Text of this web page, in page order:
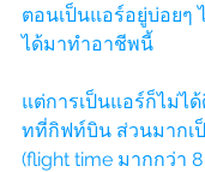
ตอนเป็นแอร์อยู่บ่อยๆ
ได้มาทำอาชีพนี้
แต่การเป็นแอร์ก็ไม่ไ
ทที่กิฟท์บิน ส่วนมากเ
(flight time มากกว่า